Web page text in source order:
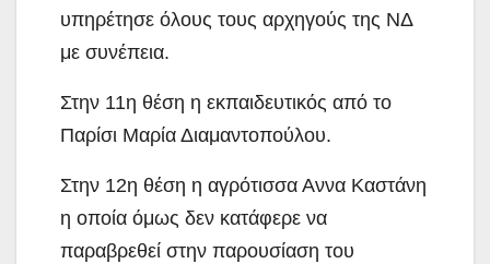
υπηρέτησε όλους τους αρχηγούς της ΝΔ
με συνέπεια.
Στην 11η θέση η εκπαιδευτικός από το
Παρίσι Μαρία Διαμαντοπούλου.
Στην 12η θέση η αγρότισσα Αννα Καστάνη
η οποία όμως δεν κατάφερε να
παραβρεθεί στην παρουσίαση του